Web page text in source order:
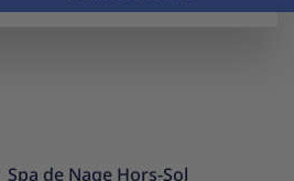
Spa de Nage Hors-Sol